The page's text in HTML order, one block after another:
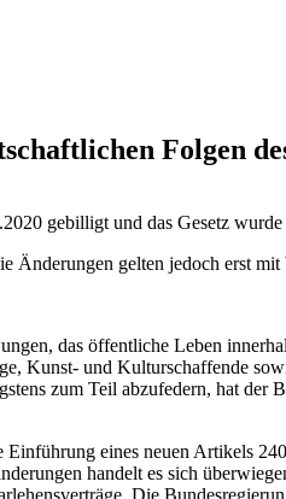
Folgen
gebilligt und das Gesetz
Änderungen gelten jedoch erst
das öffentliche Leben
Kunst- und Kulturschaffende
zum Teil abzufedern, hat der
eines neuen Artikels
handelt es sich
Die